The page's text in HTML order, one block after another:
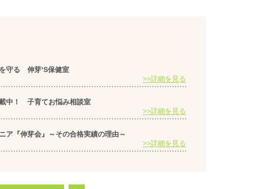
守る 伸芽‘S保健室
>>詳細を見る
中！ 子育てお悩み相談室
>>詳細を見る
ア『伸芽会』～その合格実績の理由～
>>詳細を見る